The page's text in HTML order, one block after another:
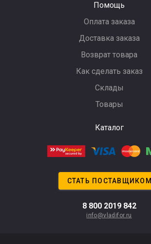
Помощь
Оплата заказа
Доставка заказа
Возврат товара
Как сделать заказ
Склады
Товары
Каталог
СТАТЬ ПОСТАВЩИКОМ
8 800 2019 842
info@vladifor.ru